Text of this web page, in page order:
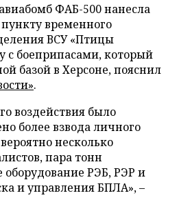
ФАБ-500 нанесла
временного
ВСУ «Птицы
с боеприпасами, который
базой в Херсоне, пояснил
.
воздействия было
более взвода личного
несколько
пара тонн
оборудование РЭБ, РЭР и
и управления БПЛА», –